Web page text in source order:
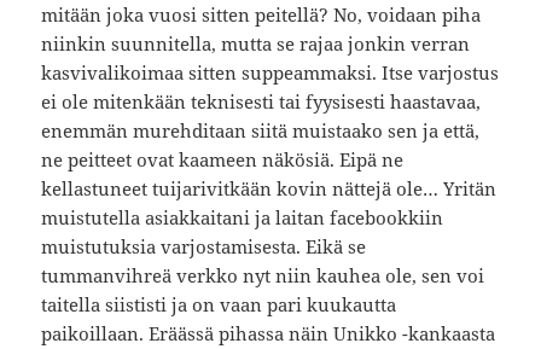
mitään joka vuosi sitten peitellä? No, voidaan piha
niinkin suunnitella, mutta se rajaa jonkin verran
kasvivalikoimaa sitten suppeammaksi. Itse varjostus
ei ole mitenkään teknisesti tai fyysisesti haastavaa,
enemmän murehditaan siitä muistaako sen ja että,
ne peitteet ovat kaameen näkösiä. Eipä ne
kellastuneet tuijarivitkään kovin nättejä ole… Yritän
muistutella asiakkaitani ja laitan facebookkiin
muistutuksia varjostamisesta. Eikä se
tummanvihreä verkko nyt niin kauhea ole, sen voi
taitella siististi ja on vaan pari kuukautta
paikoillaan. Eräässä pihassa näin Unikko -kankaasta